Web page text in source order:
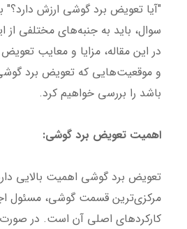
"آیا تعویض برد گوشی ارزش دارد؟"
سوال، باید به جنبه‌های مختلفی از
در این مقاله، مزایا و معایب
و موقعیت‌هایی که تعویض برد
باشد را بررسی خواهیم کرد.
اهمیت تعویض برد گوشی:
تعویض برد گوشی اهمیت بالایی
مرکزی‌ترین قسمت گوشی، مسئول
کارکردهای اصلی آن است. در صورت